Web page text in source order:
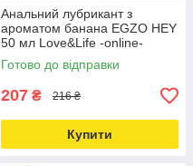
Анальний лубрикант з
ароматом банана EGZO HEY
50 мл Love&Life -online-
multimarket-
Готово до відправки
207 ₴ 216 ₴
Купити